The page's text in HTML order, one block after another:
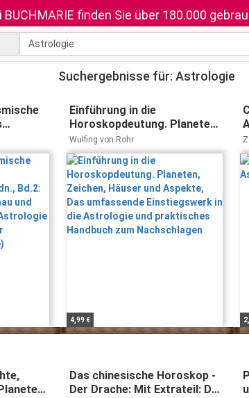
BUCHMARIE finden Sie über 180.000
Suchergebnisse für: Astrologie
der
der
Einführung in die
Horoskopdeutung. Planeten,
Zeichen, Häuser und
Aspekte, Das umfassende
Einstiegswerk in die
Astrologie und praktisches
Handbuch zum Nachschlagen
Wulfing von Rohr
4,99 €
Das chinesische Horoskop -
Der Drache: Mit Extrateil: Der